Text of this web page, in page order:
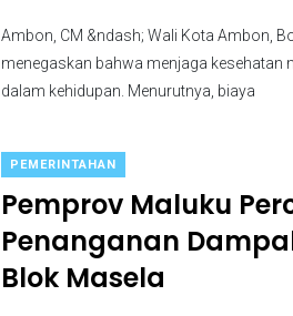
Ambon, CM &ndash; Wali Kota Ambon,
menegaskan bahwa menjaga kesehatan
dalam kehidupan. Menurutnya, biaya
PEMERINTAHAN
Pemprov Maluku
Penanganan
Blok Masela